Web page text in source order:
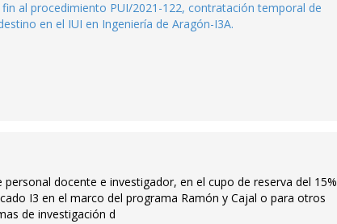
al procedimiento PUI/2021-122, contratación temporal de
en el IUI en Ingeniería de Aragón-I3A.
docente e investigador, en el cupo de reserva del 15%
I3 en el marco del programa Ramón y Cajal o para otros
de investigación d